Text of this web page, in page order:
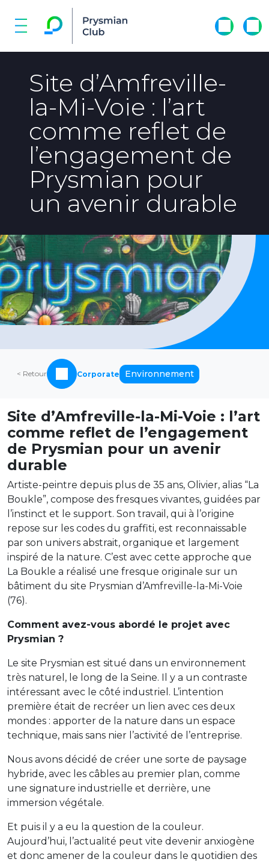
Site d’Amfreville-
la-Mi-Voie : l’art
comme reflet de
l’engagement de
Prysmian pour
un avenir durable
< Retour Corporate Environnement
Site d’Amfreville-la-Mi-Voie : l’art
comme reflet de l’engagement
de Prysmian pour un avenir
durable
Artiste-peintre depuis plus de 35 ans, Olivier, alias “La
Boukle”, compose des fresques vivantes, guidées par
l’instinct et le support. Son travail, qui à l’origine
repose sur les codes du graffiti, est reconnaissable
par son univers abstrait, organique et largement
inspiré de la nature. C’est avec cette approche que
La Boukle a réalisé une fresque originale sur un
bâtiment du site Prysmian d’Amfreville-la-Mi-Voie
(76).
Comment avez-vous abordé le projet avec
Prysmian ?
Le site Prysmian est situé dans un environnement
très naturel, le long de la Seine. Il y a un contraste
intéressant avec le côté industriel. L’intention
première était de recréer un lien avec ces deux
mondes : apporter de la nature dans un espace
technique, mais sans nier l’activité de l’entreprise.
Nous avons décidé de créer une sorte de paysage
hybride, avec les câbles au premier plan, comme
une signature industrielle et derrière, une
immersion végétale.
Et puis il y a eu la question de la couleur.
Aujourd’hui, l’actualité peut vite devenir anxiogène
et donc amener de la couleur dans le quotidien des